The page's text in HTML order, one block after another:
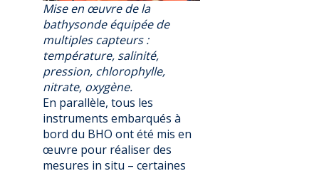
Mise en œuvre de la
bathysonde équipée de
multiples capteurs :
température, salinité,
pression, chlorophylle,
nitrate, oxygène.
En parallèle, tous les
instruments embarqués à
bord du BHO ont été mis en
œuvre pour réaliser des
mesures in situ – certaines